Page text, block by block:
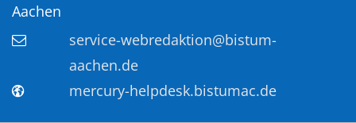
Aachen
service-webredaktion@bistum-
aachen.de
mercury-helpdesk.bistumac.de